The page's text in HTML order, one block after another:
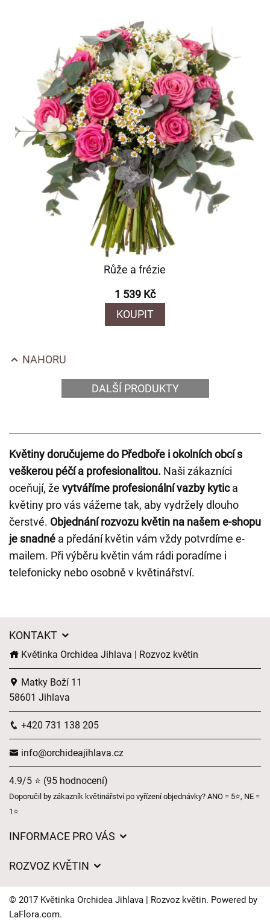
Růže a frézie
1 539 Kč
KOUPIT
NAHORU
DALŠÍ PRODUKTY
Květiny doručujeme do Předboře i okolních obcí s
veškerou péčí a profesionalitou. Naši zákazníci
oceňují, že vytváříme profesionální vazby kytica
květiny pro vás vážeme tak, aby vydržely dlouho
čerstvé. Objednání rozvozu květin na našem e-shopu
je snadné a předání květin vám vždy potvrdíme e-
mailem. Při výběru květin vám rádi poradíme i
telefonicky nebo osobně v květinářství.
KONTAKT
Květinka Orchidea Jihlava | Rozvoz květin
Matky Boží 11
58601 Jihlava
+420 731 138 205
info@orchideajihlava.cz
4.9/5 ⭐ (95 hodnocení)
Doporučil by zákazník květinářství po vyřízení objednávky? ANO = 5⭐, NE =
1⭐
INFORMACE PRO VÁS
Často kladené dotazy
Naše nabídka
ROZVOZ KVĚTIN
Kam doručujeme květiny
© 2017 Květinka Orchidea Jihlava | Rozvoz květin. Powered by
LaFlora.com.